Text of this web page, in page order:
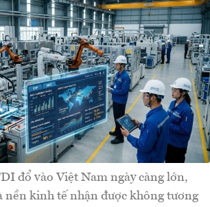
đổ vào Việt Nam ngày càng lớn,
nền kinh tế nhận được không tương